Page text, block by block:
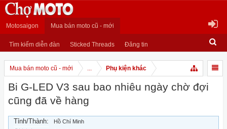
Motosaigon Mua bán moto cũ - mới
Tìm kiếm diễn đàn Sticked Threads Đăng tin
Mua bán moto cũ - mới ... Phụ kiện khác
Bi G-LED V3 sau bao nhiêu ngày chờ đợi
cũng đã về hàng
Tỉnh/Thành: Hồ Chí Minh